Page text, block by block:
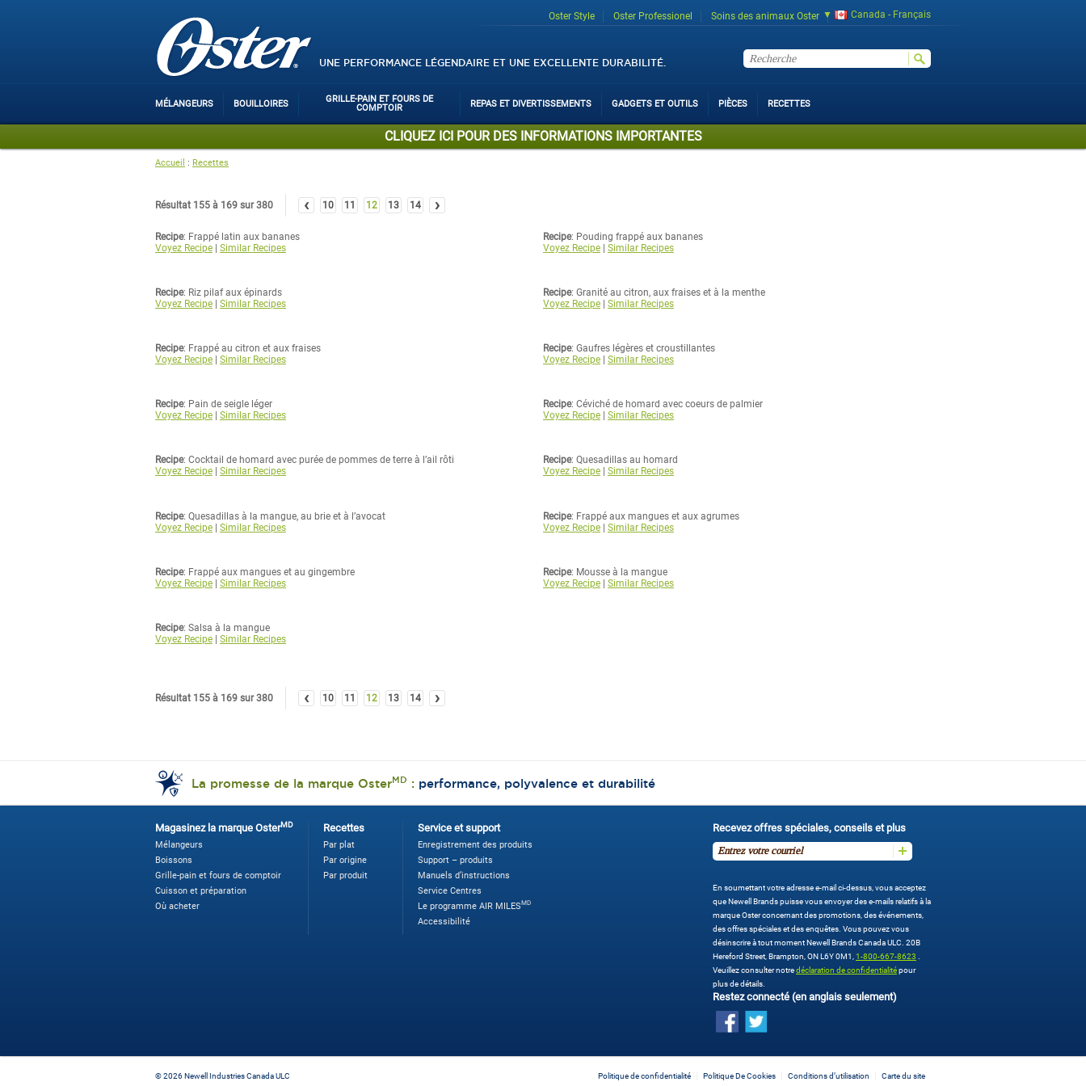
UNE PERFORMANCE LÉGENDAIRE ET UNE EXCELLENTE DURABILITÉ.
Oster Style Oster Professionel Soins des animaux Oster Canada - Français
MÉLANGEURS BOUILLOIRES
GRILLE-PAIN ET FOURS DE
COMPTOIR
REPAS ET DIVERTISSEMENTS GADGETS ET OUTILS PIÈCES RECETTES
CLIQUEZ ICI POUR DES INFORMATIONS IMPORTANTES
Accueil : Recettes
Résultat 155 à 169 sur 380 ‹ 10 11 12 13 14 ›
Recipe: Frappé latin aux bananes
Voyez Recipe | Similar Recipes
Recipe: Pouding frappé aux bananes
Voyez Recipe| Similar Recipes
Recipe: Riz pilaf aux épinards
Voyez Recipe | Similar Recipes
Recipe: Granité au citron, aux fraises et à la menthe
Voyez Recipe| Similar Recipes
Recipe: Frappé au citron et aux fraises
Voyez Recipe
Similar Recipes
Recipe: Gaufres légères et croustillantes
Voyez Recipe| Similar Recipes
Recipe: Pain de seigle léger
Voyez Recipe
Similar Recipes
Recipe: Céviché de homard avec coeurs de palmier
Voyez Recipe| Similar Recipes
Recipe: Cocktail de homard avec purée de pommes de terre à l’ail rôti
Voyez Recipe
Similar Recipes
Recipe: Quesadillas au homard
Voyez Recipe| Similar Recipes
Recipe: Quesadillas à la mangue, au brie et à l’avocat
Voyez Recipe | Similar Recipes
Recipe: Frappé aux mangues et aux agrumes
Voyez Recipe| Similar Recipes
Recipe: Frappé aux mangues et au gingembre
Voyez Recipe | Similar Recipes
Recipe: Mousse à la mangue
Voyez Recipe| Similar Recipes
Recipe: Salsa à la mangue
Voyez Recipe
Similar Recipes
Résultat 155 à 169 sur 380 ‹ 10 11 12 13 14 ›
La promesse de la marque OsterMD : performance, polyvalence et durabilité
Magasinez la marque OsterMD
Mélangeurs
Boissons
Grille-pain et fours de comptoir
Cuisson et préparation
Où acheter
Recettes
Par plat
Par origine
Par produit
Service et support
Enregistrement des produits
Support – produits
Manuels d’instructions
Service Centres
Le programme AIR MILESMD
Accessibilité
Recevez offres spéciales, conseils et plus
En soumettant votre adresse e-mail ci-dessus, vous acceptez
que Newell Brands puisse vous envoyer des e-mails relatifs à la
marque Oster concernant des promotions, des événements,
des offres spéciales et des enquêtes. Vous pouvez vous
désinscrire à tout moment Newell Brands Canada ULC. 20B
Hereford Street, Brampton, ON L6Y 0M1, 1-800-667-8623
Veuillez consulter notredéclaration de confidentialitépour
plus de détails.
Restez connecté (en anglais seulement)
©2026 Newell Industries Canada ULC Politique de confidentialité Politique De Cookies Conditions d’utilisation Carte du site